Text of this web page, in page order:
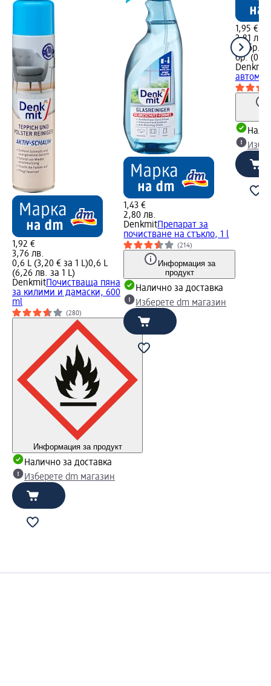
1,92 €
3,76 лв.
0,6 L (3,20 € за 1 L)0,6 L
(6,26 лв. за 1 L)
Denkmit Почистваща пяна
за килими и дамаски, 600
ml
(280)
Информация за продукт
Налично за доставка
Изберете dm магазин
1,43 €
2,80 лв.
Denkmit Препарат за
почистване на стъкло, 1 l
(214)
Информация за
продукт
Налично за доставка
Изберете dm магазин
1,95 €
3,81 лв.
20 бр.
бр.
Denkmit